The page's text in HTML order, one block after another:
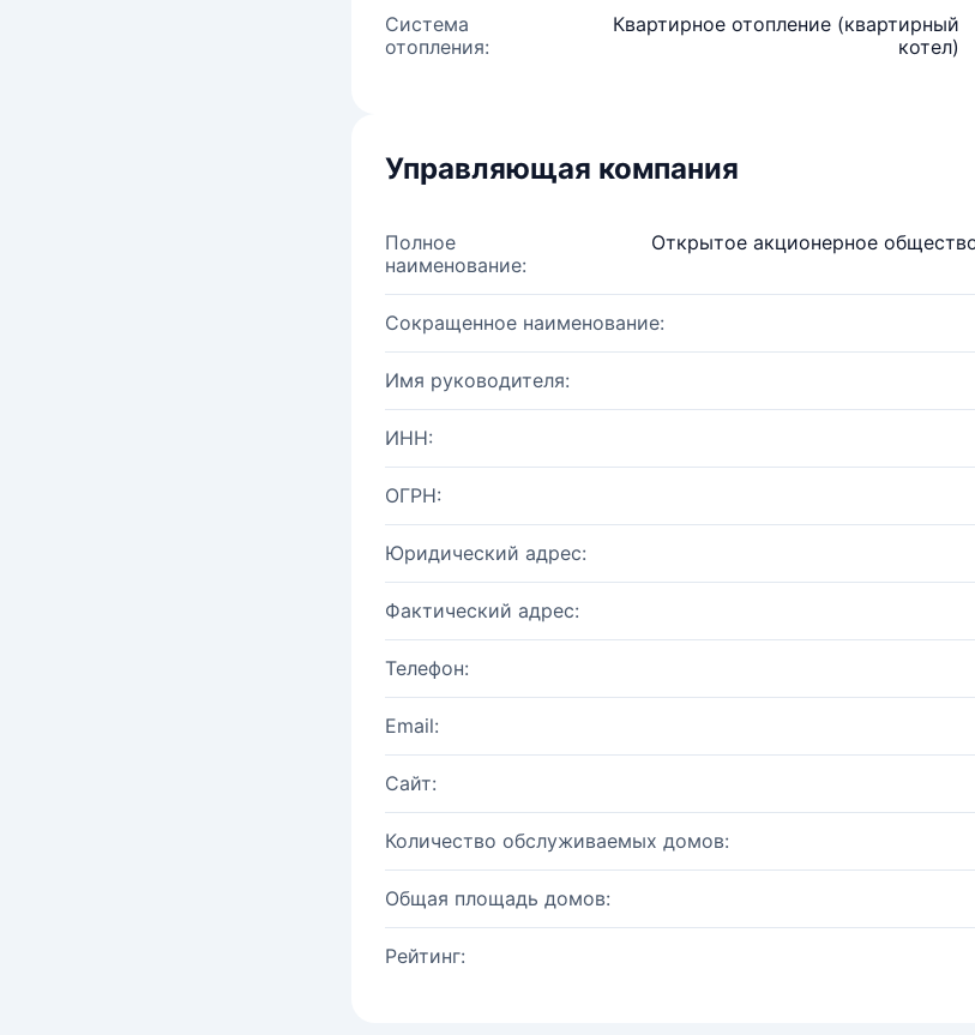
Система
отопления:
Квартирное отопление (квартирный
котел)
Управляющая компания
Полное
наименование:
Открытое акционерное
Сокращенное наименование:
Имя руководителя:
ИНН:
ОГРН:
Юридический адрес:
Фактический адрес:
Телефон:
Email:
Сайт:
Количество обслуживаемых домов:
Общая площадь домов:
Рейтинг: